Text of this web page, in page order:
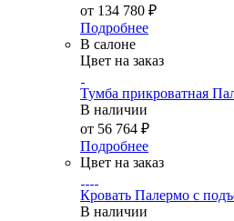
от 134 780 ₽
Подробнее
В салоне
Цвет на заказ
Тумба прикроватная
В наличии
от 56 764 ₽
Подробнее
Цвет на заказ
Кровать Палермо с
В наличии